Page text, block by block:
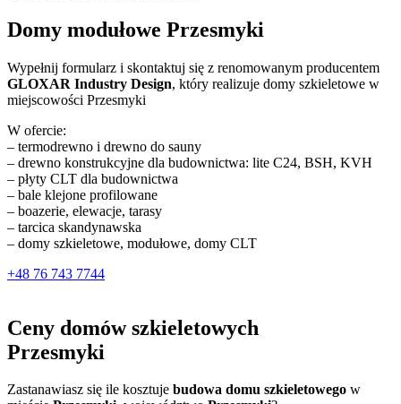
Domy modułowe Przesmyki
Wypełnij formularz i skontaktuj się z renomowanym producentem
GLOXAR Industry Design, który realizuje domy szkieletowe w
miejscowości Przesmyki
W ofercie:
– termodrewno i drewno do sauny
– drewno konstrukcyjne dla budownictwa: lite C24, BSH, KVH
– płyty CLT dla budownictwa
– bale klejone profilowane
– boazerie, elewacje, tarasy
– tarcica skandynawska
– domy szkieletowe, modułowe, domy CLT
+48 76 743 7744
Ceny domów szkieletowych
Przesmyki
Zastanawiasz się ile kosztuje budowa domu szkieletowego w